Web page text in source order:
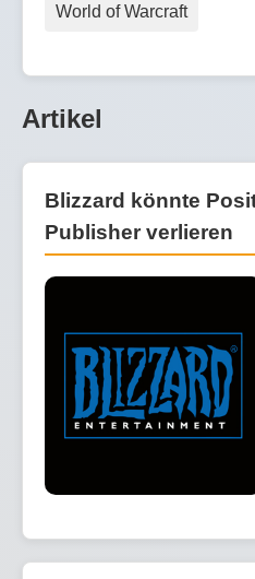
World of Warcraft
Artikel
Blizzard könnte
Publisher verlieren